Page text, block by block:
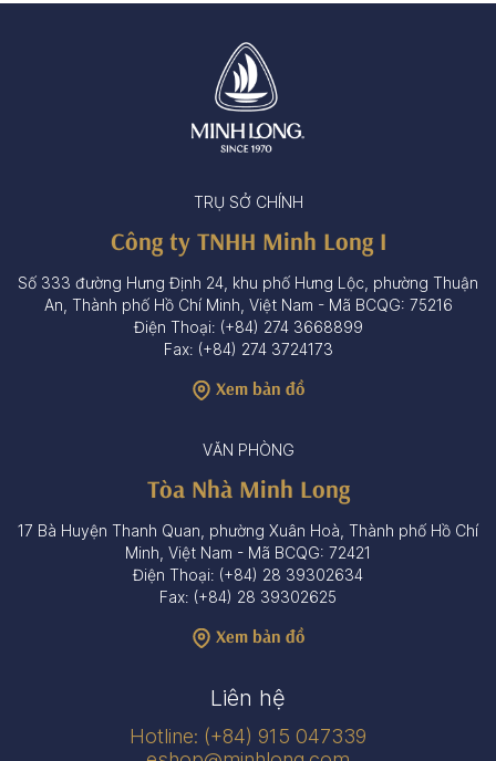
TRỤ SỞ CHÍNH
Công ty TNHH Minh Long I
Số 333 đường Hưng Định 24, khu phố Hưng Lộc, phường Thuận
An, Thành phố Hồ Chí Minh, Việt Nam - Mã BCQG: 75216
Điện Thoại: (+84) 274 3668899
Fax: (+84) 274 3724173
Xem bản đồ
VĂN PHÒNG
Tòa Nhà Minh Long
17 Bà Huyện Thanh Quan, phường Xuân Hoà, Thành phố Hồ Chí
Minh, Việt Nam - Mã BCQG: 72421
Điện Thoại: (+84) 28 39302634
Fax: (+84) 28 39302625
Xem bản đồ
Liên hệ
Hotline: (+84) 915 047339